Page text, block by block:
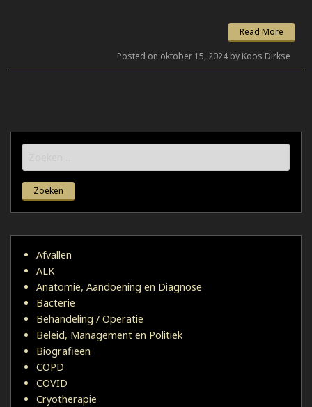
Read More
Posted on oktober 15, 2024 by Koos Dirkse
naar:
Afvallen
ALK
Anatomie, Aandoening en Diagnose
Bacterie
Behandeling / Operatie
Beleid, Management en Politiek
Biografieën
COPD
COVID
Cryotherapie